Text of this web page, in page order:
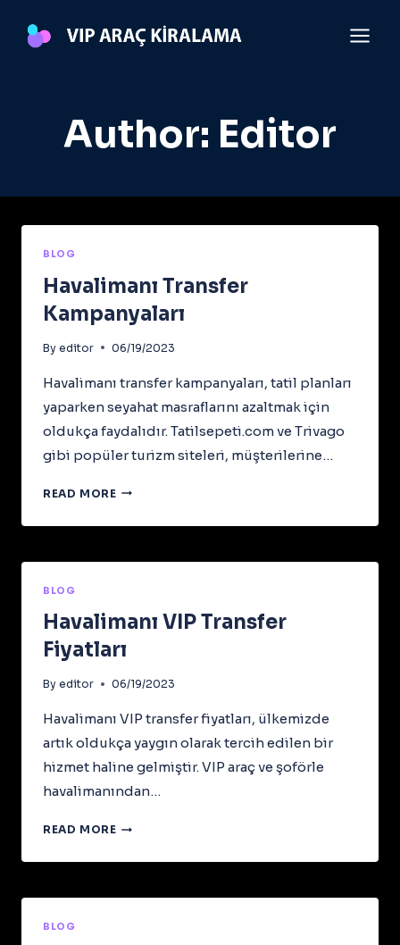
Author: Editor
BLOG
Havalimanı Transfer
Kampanyaları
By editor 06/19/2023
Havalimanı transfer kampanyaları, tatil planları
yaparken seyahat masraflarını azaltmak için
oldukça faydalıdır. Tatilsepeti.com ve Trivago
gibi popüler turizm siteleri, müşterilerine…
READ MORE HAVALIMANI
KAMPANYALARI
BLOG
Havalimanı VIP Transfer
Fiyatları
By editor 06/19/2023
Havalimanı VIP transfer fiyatları, ülkemizde
artık oldukça yaygın olarak tercih edilen bir
hizmet haline gelmiştir. VIP araç ve şoförle
havalimanından…
READ MORE HAVALIMANI
TRANSFER
BLOG